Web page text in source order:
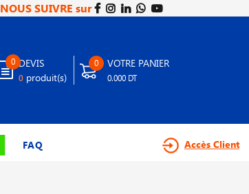
NOUS SUIVRE sur
0 DEVIS
0 produit(s)
0 VOTRE PANIER
0.000 DT
FAQ Accès Client